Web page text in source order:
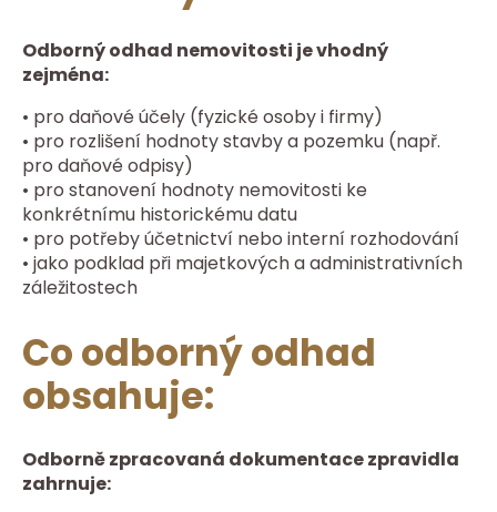
Odborný odhad nemovitosti je vhodný
zejména:
• pro daňové účely (fyzické osoby i firmy)
• pro rozlišení hodnoty stavby a pozemku (např.
pro daňové odpisy)
• pro stanovení hodnoty nemovitosti ke
konkrétnímu historickému datu
• pro potřeby účetnictví nebo interní rozhodování
• jako podklad při majetkových a administrativních
záležitostech
Co odborný odhad
obsahuje:
Odborně zpracovaná dokumentace zpravidla
zahrnuje: